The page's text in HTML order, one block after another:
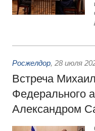
Росжелдор, 28 июля
Встреча
Федерального
Александром